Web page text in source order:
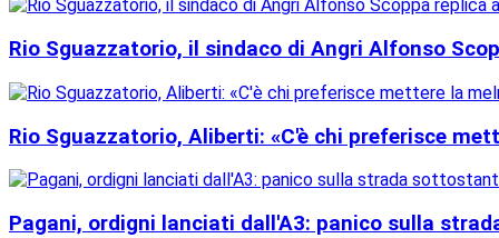
Rio Sguazzatorio, il sindaco di Angri Alfonso
Rio Sguazzatorio, Aliberti: «C'è chi preferisce
Pagani, ordigni lanciati dall'A3: panico sulla